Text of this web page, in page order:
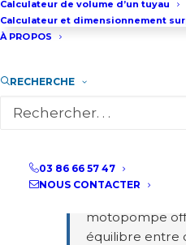
Calculateur de volume d’un tuyau
Calculateur et dimensionnement
À PROPOS
RECHERCHE
03 86 66 57 47
NOUS CONTACTER
Motopompe de
la courbe de
m³/h à vitesse
hauteur de
motopompe
équilibre entre